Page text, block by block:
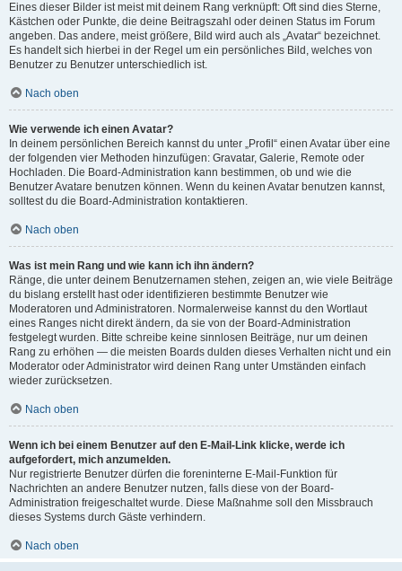
Eines dieser Bilder ist meist mit deinem Rang verknüpft: Oft sind dies Sterne,
Kästchen oder Punkte, die deine Beitragszahl oder deinen Status im Forum
angeben. Das andere, meist größere, Bild wird auch als „Avatar“ bezeichnet.
Es handelt sich hierbei in der Regel um ein persönliches Bild, welches von
Benutzer zu Benutzer unterschiedlich ist.
Nach oben
Wie verwende ich einen Avatar?
In deinem persönlichen Bereich kannst du unter „Profil“ einen Avatar über eine
der folgenden vier Methoden hinzufügen: Gravatar, Galerie, Remote oder
Hochladen. Die Board-Administration kann bestimmen, ob und wie die
Benutzer Avatare benutzen können. Wenn du keinen Avatar benutzen kannst,
solltest du die Board-Administration kontaktieren.
Nach oben
Was ist mein Rang und wie kann ich ihn ändern?
Ränge, die unter deinem Benutzernamen stehen, zeigen an, wie viele Beiträge
du bislang erstellt hast oder identifizieren bestimmte Benutzer wie
Moderatoren und Administratoren. Normalerweise kannst du den Wortlaut
eines Ranges nicht direkt ändern, da sie von der Board-Administration
festgelegt wurden. Bitte schreibe keine sinnlosen Beiträge, nur um deinen
Rang zu erhöhen — die meisten Boards dulden dieses Verhalten nicht und ein
Moderator oder Administrator wird deinen Rang unter Umständen einfach
wieder zurücksetzen.
Nach oben
Wenn ich bei einem Benutzer auf den E-Mail-Link klicke, werde ich
aufgefordert, mich anzumelden.
Nur registrierte Benutzer dürfen die foreninterne E-Mail-Funktion für
Nachrichten an andere Benutzer nutzen, falls diese von der Board-
Administration freigeschaltet wurde. Diese Maßnahme soll den Missbrauch
dieses Systems durch Gäste verhindern.
Nach oben